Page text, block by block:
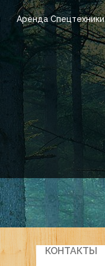
Аренда Спецтехники
КОНТАКТЫ